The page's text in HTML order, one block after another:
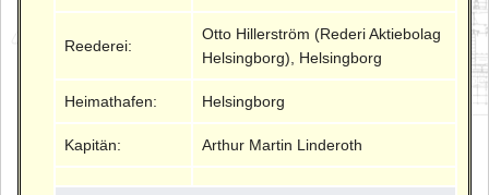
Reederei:
Otto Hillerström (Rederi Aktiebolag
Helsingborg), Helsingborg
Heimathafen: Helsingborg
Kapitän: Arthur Martin Linderoth